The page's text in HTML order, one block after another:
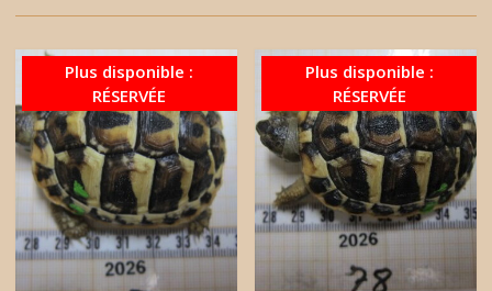
Plus disponible :
RÉSERVÉE
Plus disponible :
RÉSERVÉE